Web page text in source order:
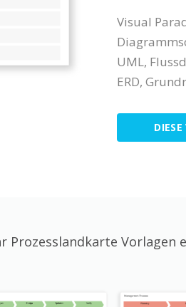
Visual
UML,
ERD,
Prozesslandkarte Vorlagen